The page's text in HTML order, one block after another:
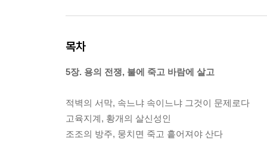
목차
5장. 용의 전쟁, 불에 죽고 바람에 살고
적벽의 서막, 속느냐 속이느냐 그것이 문제로다
고육지계, 황개의 살신성인
조조의 방주, 뭉치면 죽고 흩어져야 산다